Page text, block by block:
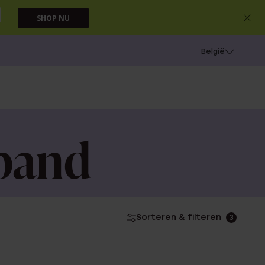
SHOP NU
België
Sorteren & filteren 3